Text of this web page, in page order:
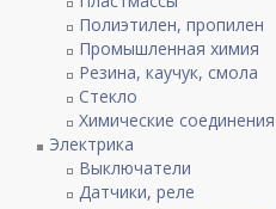
Полиэтилен, пропилен
Промышленная химия
Резина, каучук, смола
Стекло
Химические соединения
Электрика
Выключатели
Датчики, реле